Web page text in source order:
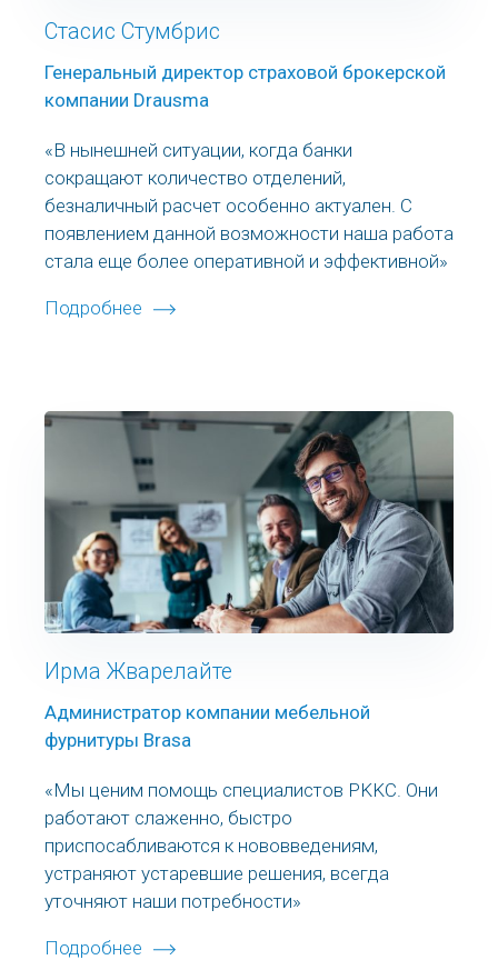
Стасис Стумбрис
Генеральный директор страховой брокерской
компании Drausma
«В нынешней ситуации, когда банки
сокращают количество отделений,
безналичный расчет особенно актуален. С
появлением данной возможности наша работа
стала еще более оперативной и эффективной»
Подробнее
Ирма Жварелайте
Администратор компании мебельной
фурнитуры Brasa
«Мы ценим помощь специалистов PKKC. Они
работают слаженно, быстро
приспосабливаются к нововведениям,
устраняют устаревшие решения, всегда
уточняют наши потребности»
Подробнее